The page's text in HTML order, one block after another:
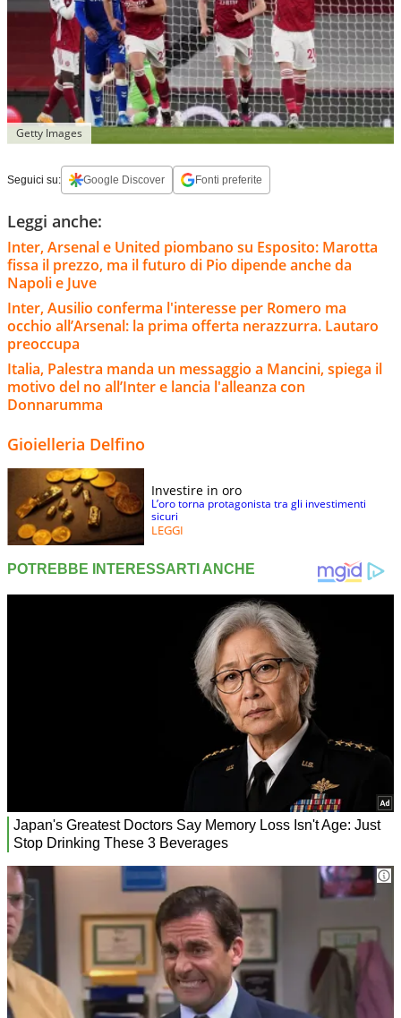
Getty Images
Seguici su: Google Discover Fonti preferite
Leggi anche:
Inter, Arsenal e United piombano su Esposito: Marotta
fissa il prezzo, ma il futuro di Pio dipende anche da
Napoli e Juve
Inter, Ausilio conferma l'interesse per Romero ma
occhio all’Arsenal: la prima offerta nerazzurra. Lautaro
preoccupa
Italia, Palestra manda un messaggio a Mancini, spiega il
motivo del no all’Inter e lancia l'alleanza con
Donnarumma
Gioielleria Delfino
Investire in oro
L’oro torna protagonista tra gli investimenti
sicuri
LEGGI